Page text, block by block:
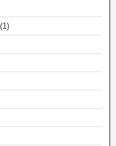
(1)